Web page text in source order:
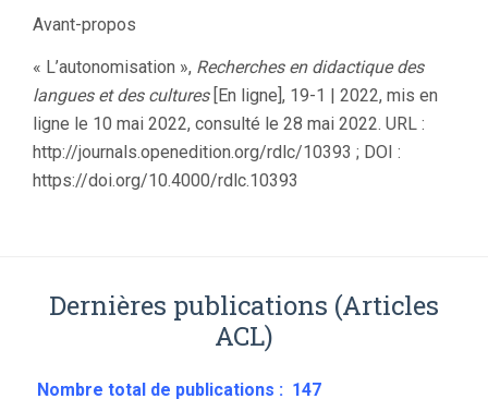
Avant-propos
« L’autonomisation », Recherches en didactique des
langues et des cultures[En ligne], 19-1 | 2022, mis en
ligne le 10 mai 2022, consulté le 28 mai 2022. URL :
http://journals.openedition.org/rdlc/10393 ; DOI :
https://doi.org/10.4000/rdlc.10393
Dernières publications (Articles
ACL)
Nombre total de publications : 147